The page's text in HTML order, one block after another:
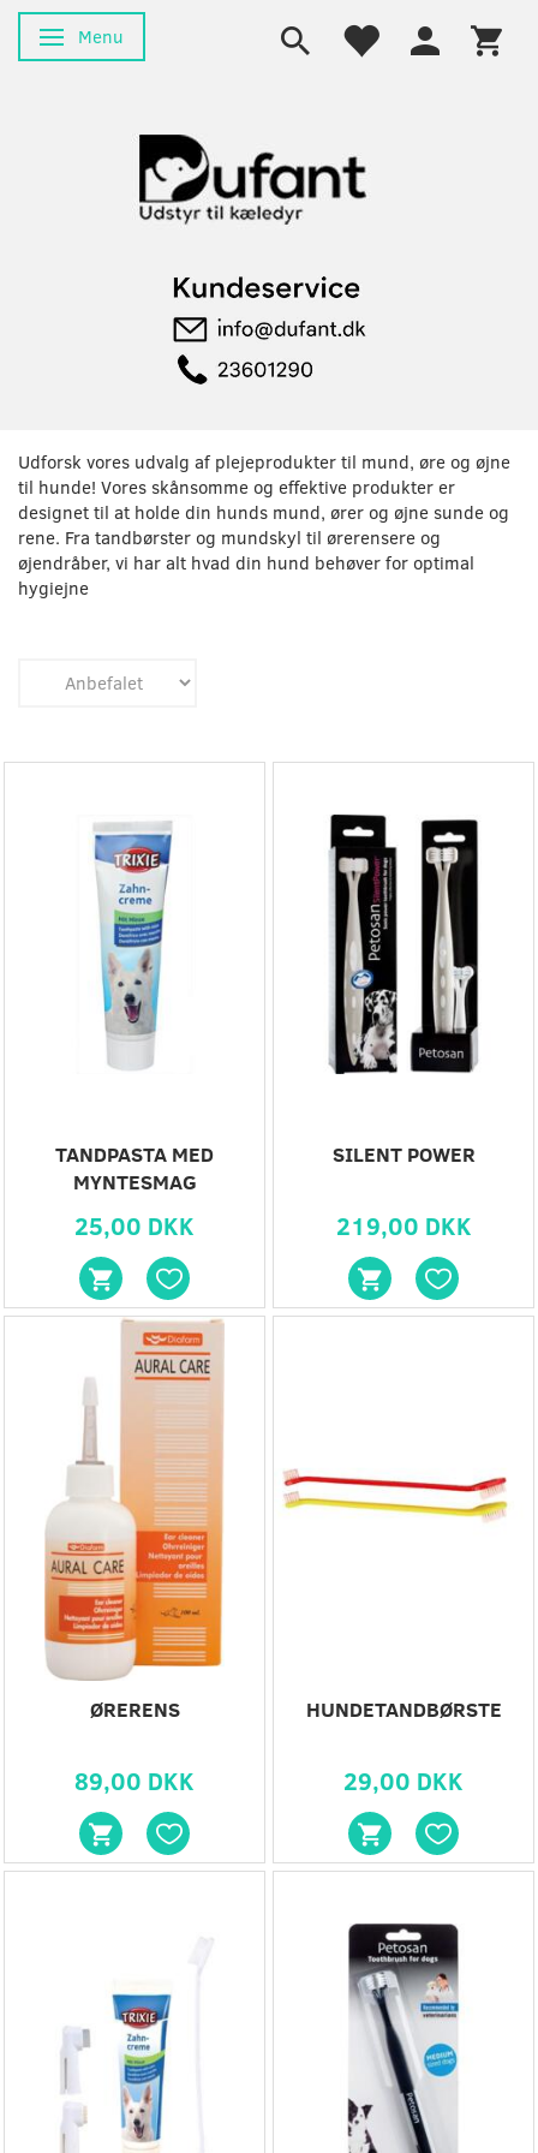
Skifte navigation
Menu
Udforsk vores udvalg af plejeprodukter til mund, øre og øjne
til hunde! Vores skånsomme og effektive produkter er
designet til at holde din hunds mund, ører og øjne sunde og
rene. Fra tandbørster og mundskyl til ørerensere og
øjendråber, vi har alt hvad din hund behøver for optimal
hygiejne
TANDPASTA MED
MYNTESMAG
25,00 DKK
SILENT POWER
219,00 DKK
ØRERENS
89,00 DKK
HUNDETANDBØRSTE
29,00 DKK